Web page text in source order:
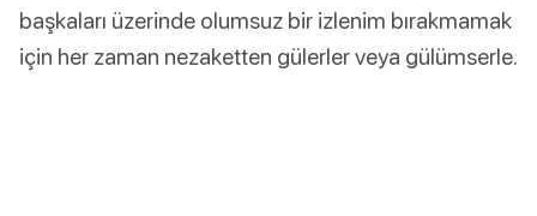
başkaları üzerinde olumsuz bir izlenim bırakmamak
için her zaman nezaketten gülerler veya gülümserle.